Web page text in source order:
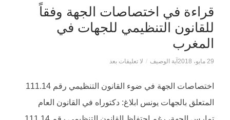
قراءة في اختصاصات الجهة وفقاً
للقانون التنظيمي للجهات في
المغرب
29 مايو، 2018 آية الوصيف / لا تعليقات بعد
اختصاصات الجهة في ضوء القانون التنظيمي رقم 111.14
المتعلق بالجهات يونس ابلاغ: دكتوراه في القانون العام